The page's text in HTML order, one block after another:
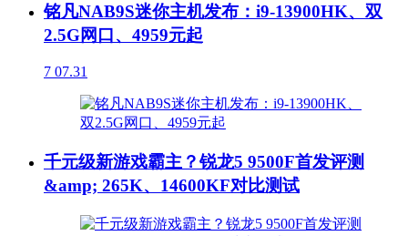
铭凡NAB9S迷你主机发布：i9-13900HK、双
2.5G网口、4959元起
7 07.31
千元级新游戏霸主？锐龙5 9500F首发评测
&amp; 265K、14600KF对比测试